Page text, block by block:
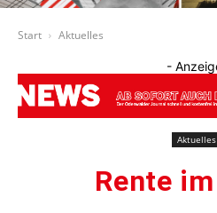
Start Aktuelles
-
Aktuelles
Rente